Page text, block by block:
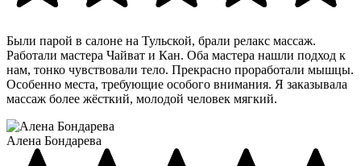
Были парой в салоне на Тульской, брали релакс массаж.
Работали мастера Чайват и Кан. Оба мастера нашли подход к
нам, тонко чувствовали тело. Прекрасно проработали мышцы.
Особенно места, требующие особого внимания. Я заказывала
массаж более жёсткий, молодой человек мягкий.
Алена Бондарева